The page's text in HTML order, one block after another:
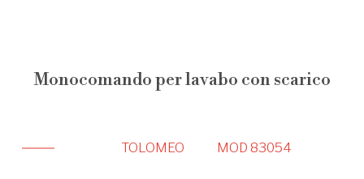
Monocomando per lavabo con scarico
TOLOMEO MOD 83054